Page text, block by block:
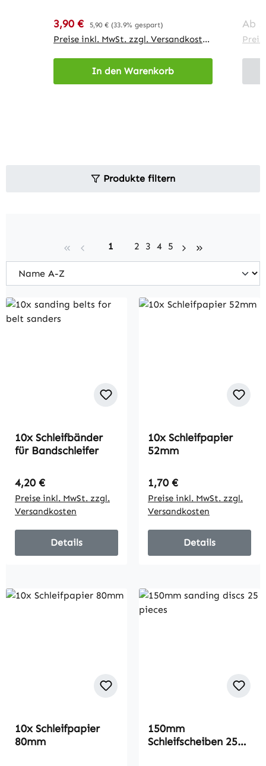
Verkaufspreis:
3,90 € Regulärer Preis:
5,90 € (33.9% gespart)
Preise inkl. MwSt. zzgl. Versandkosten
In den Warenkorb
Ab
Produkte filtern
Seite
1 Seite
2 Seite
3 Seite
4 Seite
5
10x Schleifbänder
für Bandschleifer
Regulärer Preis:
4,20 €
Preise inkl. MwSt. zzgl.
Versandkosten
Details
10x Schleifpapier
52mm
Regulärer Preis:
1,70 €
Preise inkl. MwSt. zzgl.
Versandkosten
Details
10x Schleifpapier
80mm
150mm
Schleifscheiben 25